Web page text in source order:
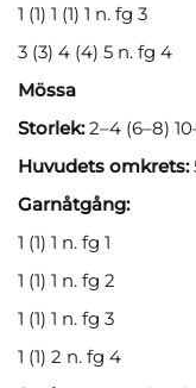
1 (1) 1 (1) 1 n. fg 3
3 (3) 4 (4) 5 n. fg 4
Mössa
Storlek:2–4 (6–8)
Huvudets omkrets:
Garnåtgång:
1 (1) 1 n. fg 1
1 (1) 1 n. fg 2
1 (1) 1 n. fg 3
1 (1) 2 n. fg 4